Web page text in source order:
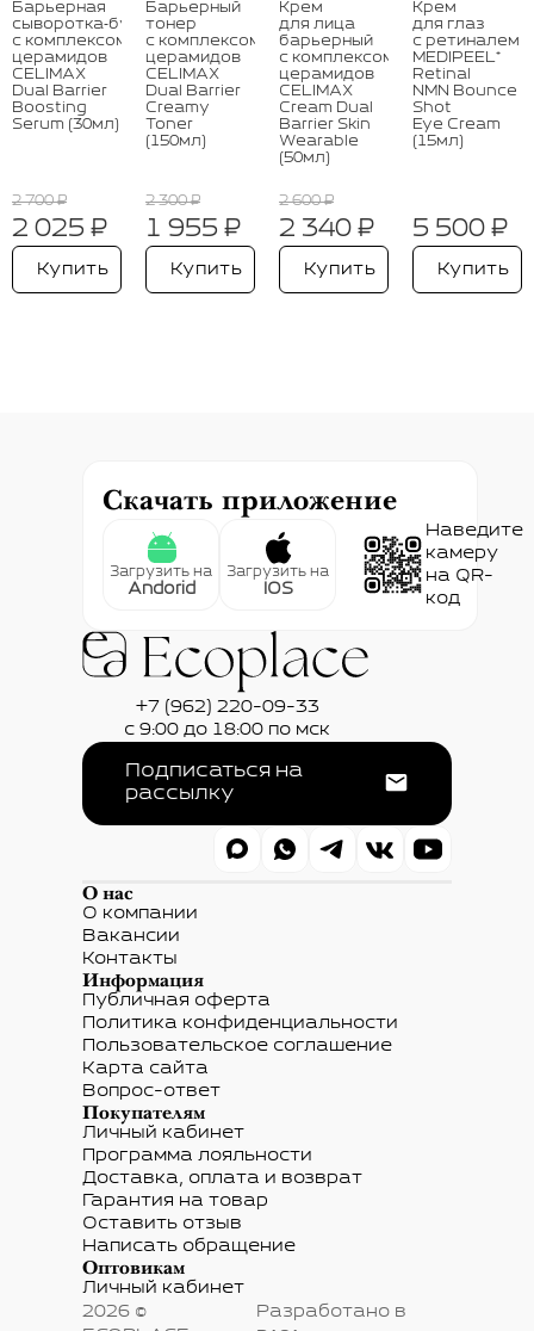
Барьерная
сыворотка‑бустер
с комплексом
церамидов
CELIMAX
Dual Barrier
Boosting
Serum (30мл)
2 700 ₽
2 025 ₽
Купить
Барьерный
тонер
с комплексом
церамидов
CELIMAX
Dual Barrier
Creamy
Toner
(150мл)
2 300 ₽
1 955 ₽
Купить
Крем
для лица
барьерный
с комплексом
церамидов
CELIMAX
Cream Dual
Barrier Skin
Wearable
(50мл)
2 600 ₽
2 340 ₽
Купить
Крем
для глаз
с ретиналем
MEDIPEEL⁺
Retinal
NMN Bounce
Shot
Eye Cream
(15мл)
5 500 ₽
Купить
Скачать приложение
Загрузить на
Andorid
Загрузить на
IOS
Наведите
камеру
на QR-
код
+7 (962) 220-09-33
с 9:00 до 18:00 по мск
Подписаться на
рассылку
О нас
О компании
Вакансии
Контакты
Информация
Публичная оферта
Политика конфиденциальности
Пользовательское соглашение
Карта сайта
Вопрос-ответ
Покупателям
Личный кабинет
Программа лояльности
Доставка, оплата и возврат
Гарантия на товар
Оставить отзыв
Написать обращение
Оптовикам
Личный кабинет
2026 ©
Разработано в